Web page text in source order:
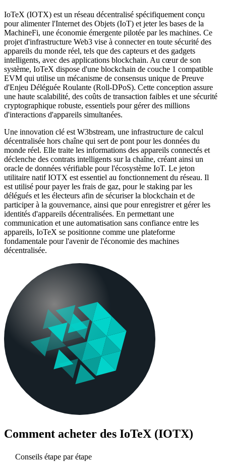
IoTeX (IOTX) est un réseau décentralisé spécifiquement conçu
pour alimenter l'Internet des Objets (IoT) et jeter les bases de la
MachineFi, une économie émergente pilotée par les machines. Ce
projet d'infrastructure Web3 vise à connecter en toute sécurité des
appareils du monde réel, tels que des capteurs et des gadgets
intelligents, avec des applications blockchain. Au cœur de son
système, IoTeX dispose d'une blockchain de couche 1 compatible
EVM qui utilise un mécanisme de consensus unique de Preuve
d'Enjeu Déléguée Roulante (Roll-DPoS). Cette conception assure
une haute scalabilité, des coûts de transaction faibles et une sécurité
cryptographique robuste, essentiels pour gérer des millions
d'interactions d'appareils simultanées.
Une innovation clé est W3bstream, une infrastructure de calcul
décentralisée hors chaîne qui sert de pont pour les données du
monde réel. Elle traite les informations des appareils connectés et
déclenche des contrats intelligents sur la chaîne, créant ainsi un
oracle de données vérifiable pour l'écosystème IoT. Le jeton
utilitaire natif IOTX est essentiel au fonctionnement du réseau. Il
est utilisé pour payer les frais de gaz, pour le staking par les
délégués et les électeurs afin de sécuriser la blockchain et de
participer à la gouvernance, ainsi que pour enregistrer et gérer les
identités d'appareils décentralisées. En permettant une
communication et une automatisation sans confiance entre les
appareils, IoTeX se positionne comme une plateforme
fondamentale pour l'avenir de l'économie des machines
décentralisée.
Comment acheter des IoTeX (IOTX)
Conseils étape par étape